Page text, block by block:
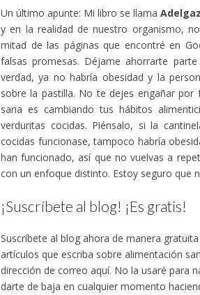
Un último apunte: Mi libro se llama
y en la realidad de nuestro organismo,
mitad de las páginas que encontré en
falsas promesas. Déjame ahorrarte
verdad, ya no habría obesidad y la
sobre la pastilla. No te dejes engañar
sana es cambiando tus hábitos
verduritas cocidas. Piénsalo, si la
cocidas funcionase, tampoco habría
han funcionado, así que no vuelvas a
con un enfoque distinto. Estoy seguro que
¡Suscríbete al blog! ¡Es gratis!
Suscríbete al blog ahora de manera
artículos que escriba sobre alimentación
dirección de correo aquí. No la usaré para
darte de baja en cualquier momento